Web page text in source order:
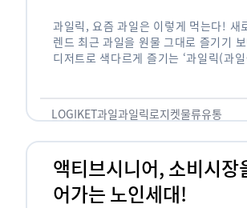
과일릭, 요즘 과일은 이렇게 먹는다! 새
렌드 최근 과일을 원물 그대로 즐기기
디저트로 색다르게 즐기는 ‘과일릭(과
…
LOGIKET과일과일릭로지켓물류유통
액티브시니어, 소비시장
어가는 노인세대!